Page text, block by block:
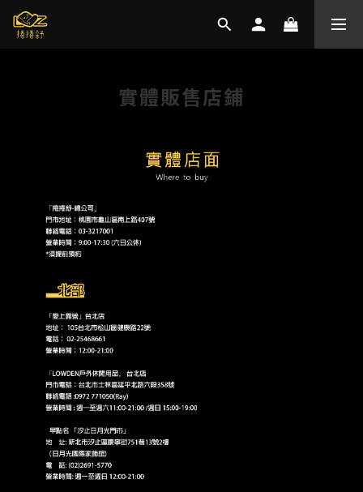
實體販售店鋪